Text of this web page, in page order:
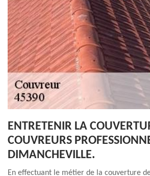
ENTRETENIR LA
COUVREURS
DIMANCHEVILLE.
En effectuant le métier de la couverture